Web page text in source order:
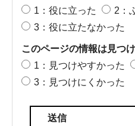
1：役に立った
2：
3：役に立たなかった
このページの情報は見つ
1：見つけやすかった
3：見つけにくかった